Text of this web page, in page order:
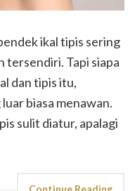
ikal tipis sering
tersendiri. Tapi siapa
dan tipis itu,
biasa menawan.
sulit diatur, apalagi